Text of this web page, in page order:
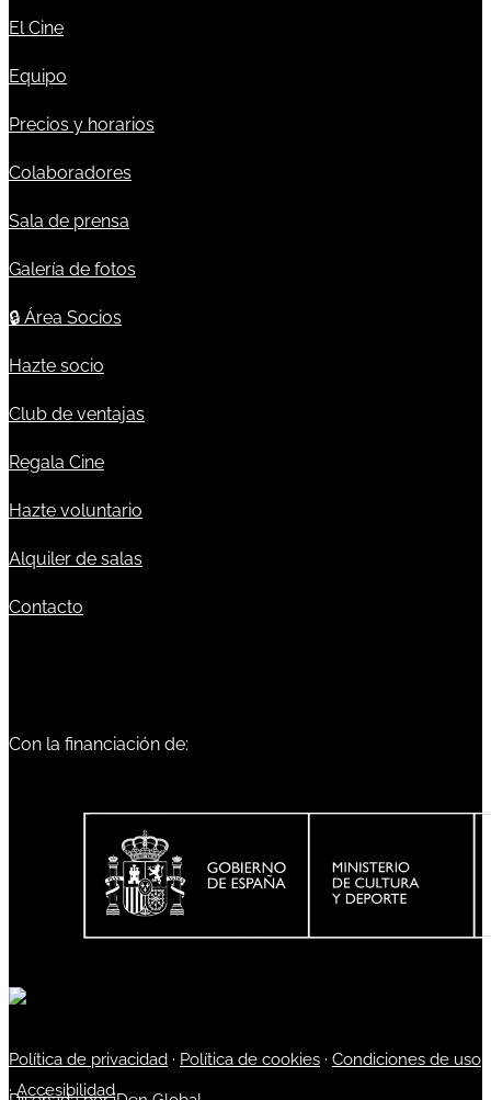
El Cine
Equipo
Precios y horarios
Colaboradores
Sala de prensa
Galería de fotos
🔒 Área Socios
Hazte socio
Club de ventajas
Regala Cine
Hazte voluntario
Alquiler de salas
Contacto
Con la financiación de:
Política de privacidad · Política de cookies · Condiciones de uso
·Accesibilidad